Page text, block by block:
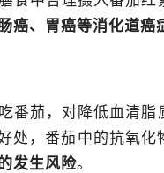
癌、胃癌等消化道癌
番茄，对降低血清脂
处，番茄中的抗氧化
发生风险。